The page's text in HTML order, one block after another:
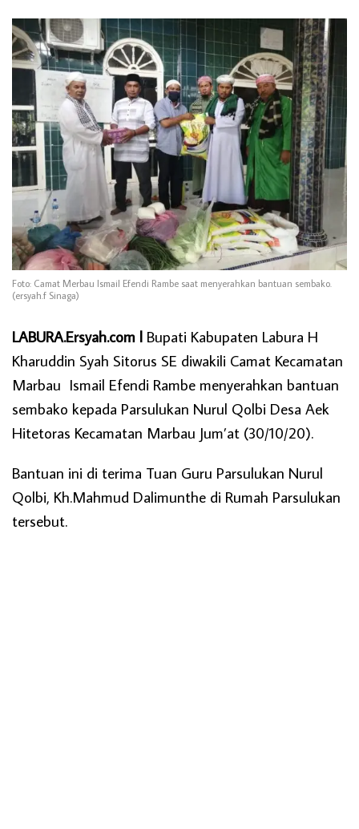
Foto: Camat Merbau Ismail Efendi Rambe saat menyerahkan bantuan sembako.
(ersyah.f Sinaga)
LABURA.Ersyah.com l Bupati Kabupaten Labura H
Kharuddin Syah Sitorus SE diwakili Camat Kecamatan
Marbau Ismail Efendi Rambe menyerahkan bantuan
sembako kepada Parsulukan Nurul Qolbi Desa Aek
Hitetoras Kecamatan Marbau Jum’at (30/10/20).
Bantuan ini di terima Tuan Guru Parsulukan Nurul
Qolbi, Kh.Mahmud Dalimunthe di Rumah Parsulukan
tersebut.